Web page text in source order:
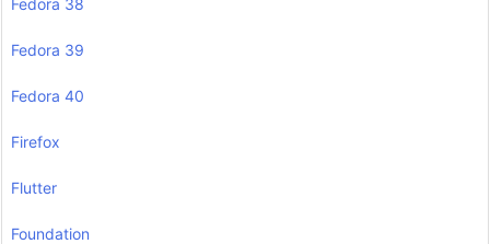
Fedora 39
Fedora 40
Firefox
Flutter
Foundation